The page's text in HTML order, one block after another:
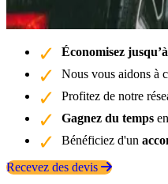
Économisez
Nous vous aidons à
Profitez de notre
Gagnez du temps
Bénéficiez d'un
Recevez des devis